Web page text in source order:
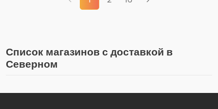
Список магазинов с доставкой в
Северном